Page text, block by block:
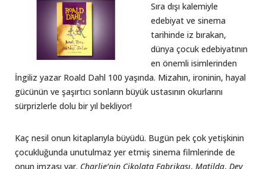
n
Sıra dışı kalemiyle
edebiyat ve sinema
tarihinde iz bırakan,
dünya çocuk edebiyatının
en önemli isimlerinden
İngiliz yazar Roald Dahl 100 yaşında. Mizahın, ironinin, hayal
gücünün ve şaşırtıcı sonların büyük ustasının okurlarını
sürprizlerle dolu bir yıl bekliyor!
Kaç nesil onun kitaplarıyla büyüdü. Bugün pek çok yetişkinin
çocukluğunda unutulmaz yer etmiş sinema filmlerinde de
onun imzası var. Charlie’nin Çikolata Fabrikası, Matilda, Dev